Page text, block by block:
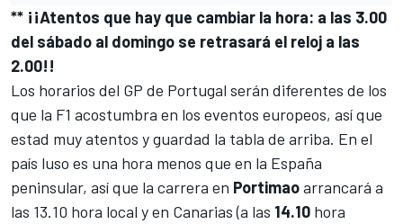
** ¡¡Atentos que hay que cambiar la hora: a las 3.00
del sábado al domingo se retrasará el reloj a las
2.00!!
Los horarios del GP de Portugal serán diferentes de los
que la F1 acostumbra en los eventos europeos, así que
estad muy atentos y guardad la tabla de arriba. En el
país luso es una hora menos que en la España
peninsular, así que la carrera en Portimaoarrancará a
las 13.10 hora local y en Canarias (a las 14.10 hora